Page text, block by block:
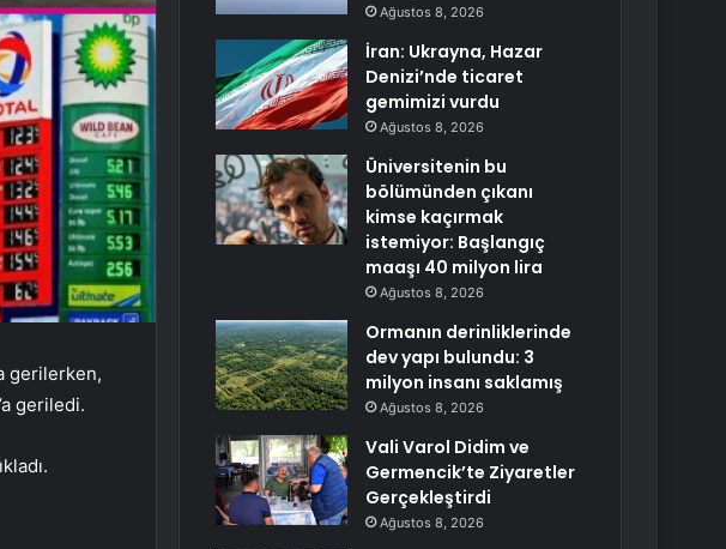
gerilerken,
geriledi.
Ağustos 8, 2026
İran: Ukrayna, Hazar
Denizi’nde ticaret
gemimizi vurdu
Ağustos 8, 2026
Üniversitenin bu
bölümünden çıkanı
kimse kaçırmak
istemiyor: Başlangıç
maaşı 40 milyon lira
Ağustos 8, 2026
Ormanın derinliklerinde
dev yapı bulundu: 3
milyon insanı saklamış
Ağustos 8, 2026
Vali Varol Didim ve
Germencik’te Ziyaretler
Gerçekleştirdi
Ağustos 8, 2026